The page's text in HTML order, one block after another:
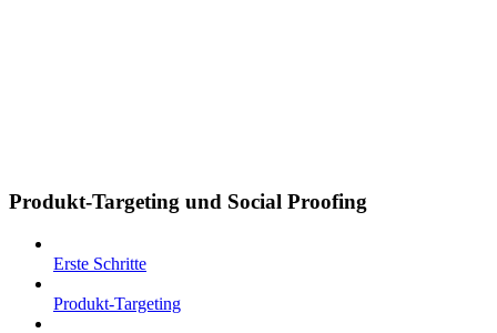
Produkt-Targeting und Social Proofing
Erste Schritte
Produkt-Targeting